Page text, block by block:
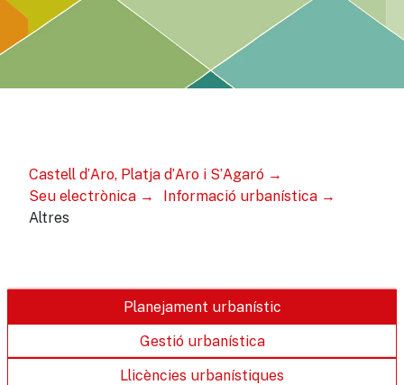
Castell d’Aro, Platja d’Aro i S’Agaró
Seu electrònica
Informació urbanística
Altres
Planejament urbanístic
Gestió urbanística
Llicències urbanístiques